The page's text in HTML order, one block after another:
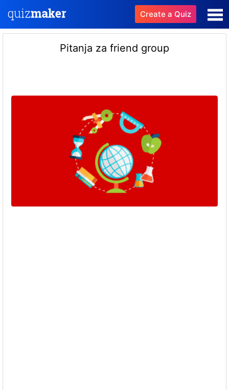
Create a Quiz
Pitanja za friend group